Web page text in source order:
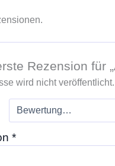
Rezension für
wird nicht veröffentlicht.
*